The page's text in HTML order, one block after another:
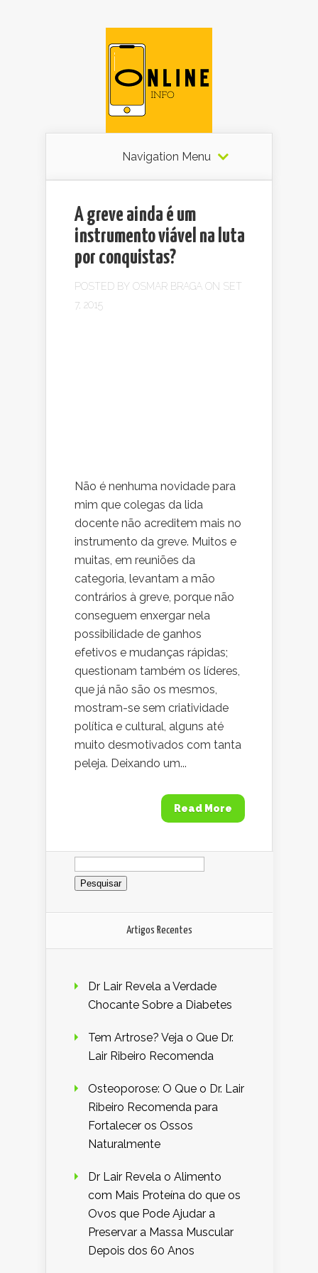
Navigation Menu
A greve ainda é um
instrumento viável na luta
por conquistas?
POSTED BY OSMAR BRAGA ON SET
7, 2015
Não é nenhuma novidade para
mim que colegas da lida
docente não acreditem mais no
instrumento da greve. Muitos e
muitas, em reuniões da
categoria, levantam a mão
contrários à greve, porque não
conseguem enxergar nela
possibilidade de ganhos
efetivos e mudanças rápidas;
questionam também os líderes,
que já não são os mesmos,
mostram-se sem criatividade
política e cultural, alguns até
muito desmotivados com tanta
peleja. Deixando um...
Read More
Pesquisar
por:
Artigos Recentes
Dr Lair Revela a Verdade
Chocante Sobre a Diabetes
Tem Artrose? Veja o Que Dr.
Lair Ribeiro Recomenda
Osteoporose: O Que o Dr. Lair
Ribeiro Recomenda para
Fortalecer os Ossos
Naturalmente
Dr Lair Revela o Alimento
com Mais Proteína do que os
Ovos que Pode Ajudar a
Preservar a Massa Muscular
Depois dos 60 Anos